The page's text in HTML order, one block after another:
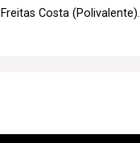
Costa (Polivalente).